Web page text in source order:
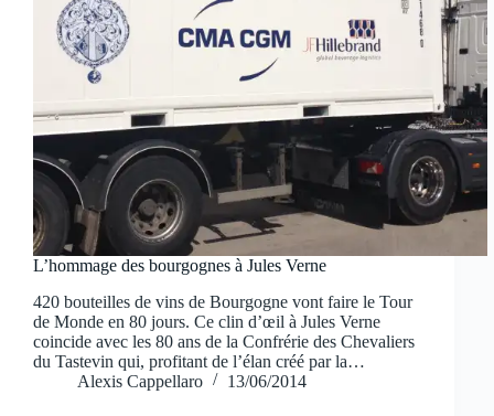
L’hommage des bourgognes à Jules Verne
420 bouteilles de vins de Bourgogne vont faire le Tour
de Monde en 80 jours. Ce clin d’œil à Jules Verne
coincide avec les 80 ans de la Confrérie des Chevaliers
du Tastevin qui, profitant de l’élan créé par la…
Alexis Cappellaro
13/06/2014